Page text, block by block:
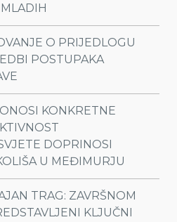
O PRIJEDLOGU
POSTUPAKA
KONKRETNE
DOPRINOSI
U MEĐIMURJU
TRAG: ZAVRŠNOM
KLJUČNI